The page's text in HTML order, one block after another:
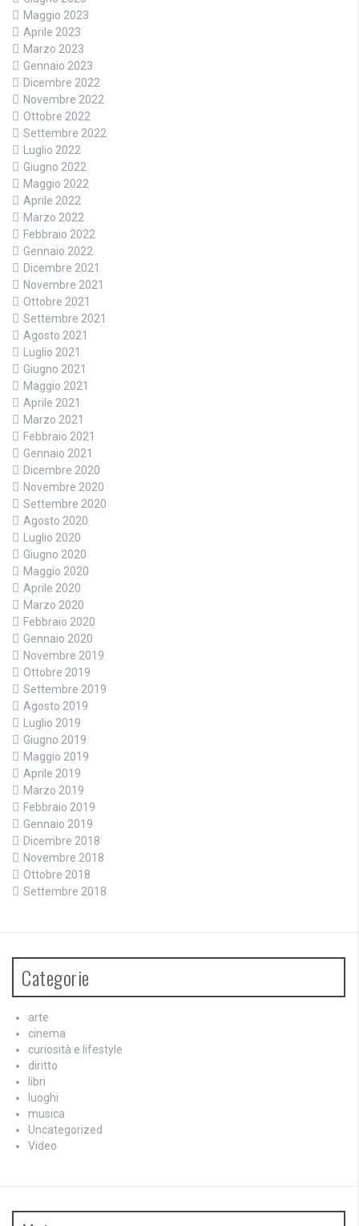
Maggio 2023
Aprile 2023
Marzo 2023
Gennaio 2023
Dicembre 2022
Novembre 2022
Ottobre 2022
Settembre 2022
Luglio 2022
Giugno 2022
Maggio 2022
Aprile 2022
Marzo 2022
Febbraio 2022
Gennaio 2022
Dicembre 2021
Novembre 2021
Ottobre 2021
Settembre 2021
Agosto 2021
Luglio 2021
Giugno 2021
Maggio 2021
Aprile 2021
Marzo 2021
Febbraio 2021
Gennaio 2021
Dicembre 2020
Novembre 2020
Settembre 2020
Agosto 2020
Luglio 2020
Giugno 2020
Maggio 2020
Aprile 2020
Marzo 2020
Febbraio 2020
Gennaio 2020
Novembre 2019
Ottobre 2019
Settembre 2019
Agosto 2019
Luglio 2019
Giugno 2019
Maggio 2019
Aprile 2019
Marzo 2019
Febbraio 2019
Gennaio 2019
Dicembre 2018
Novembre 2018
Ottobre 2018
Settembre 2018
Categorie
arte
cinema
curiosità e lifestyle
diritto
libri
luoghi
musica
Uncategorized
Video